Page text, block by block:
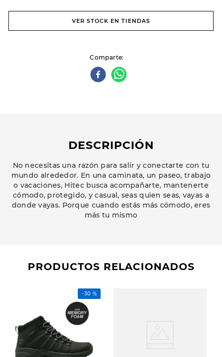
VER STOCK EN TIENDAS
Comparte
DESCRIPCIÓN
No necesitas una razón para salir y conectarte con tu
mundo alrededor. En una caminata, un paseo, trabajo
o vacaciones, Hitec busca acompañarte, mantenerte
cómodo, protegido, y casual, seas quien seas, vayas a
donde vayas. Porque cuando estás más cómodo, eres
más tu mismo
PRODUCTOS RELACIONADOS
-30 %